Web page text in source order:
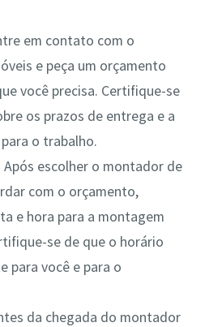
em contato com o
e peça um orçamento
você precisa. Certifique-se
os prazos de entrega e a
o trabalho.
Após escolher o montador de
com o orçamento,
e hora para a montagem
se de que o horário
para você e para o
da chegada do montador